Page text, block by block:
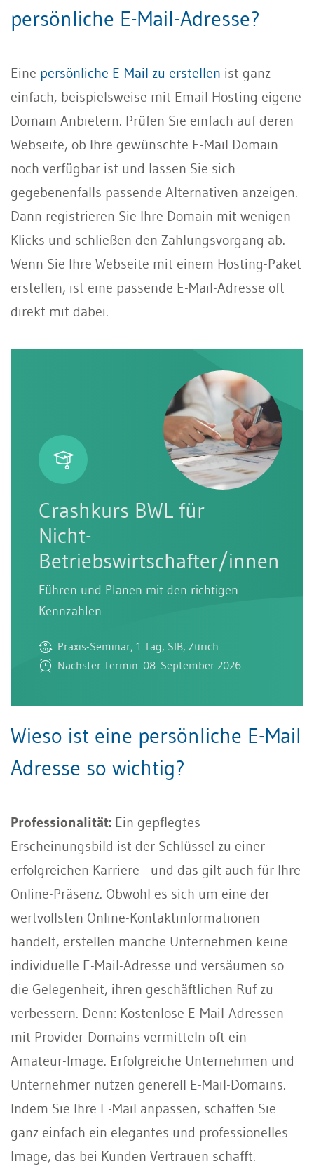
persönliche E-Mail-Adresse?
Eine persönliche E-Mail zu erstellen ist ganz
einfach, beispielsweise mit Email Hosting eigene
Domain Anbietern. Prüfen Sie einfach auf deren
Webseite, ob Ihre gewünschte E-Mail Domain
noch verfügbar ist und lassen Sie sich
gegebenenfalls passende Alternativen anzeigen.
Dann registrieren Sie Ihre Domain mit wenigen
Klicks und schließen den Zahlungsvorgang ab.
Wenn Sie Ihre Webseite mit einem Hosting-Paket
erstellen, ist eine passende E-Mail-Adresse oft
direkt mit dabei.
Crashkurs BWL für
Nicht-
Betriebswirtschafter/innen
Führen und Planen mit den richtigen
Kennzahlen
Praxis-Seminar, 1 Tag, SIB, Zürich
Nächster Termin: 08. September 2026
Wieso ist eine persönliche E-Mail
Adresse so wichtig?
Professionalität: Ein gepflegtes
Erscheinungsbild ist der Schlüssel zu einer
erfolgreichen Karriere - und das gilt auch für Ihre
Online-Präsenz. Obwohl es sich um eine der
wertvollsten Online-Kontaktinformationen
handelt, erstellen manche Unternehmen keine
individuelle E-Mail-Adresse und versäumen so
die Gelegenheit, ihren geschäftlichen Ruf zu
verbessern. Denn: Kostenlose E-Mail-Adressen
mit Provider-Domains vermitteln oft ein
Amateur-Image. Erfolgreiche Unternehmen und
Unternehmer nutzen generell E-Mail-Domains.
Indem Sie Ihre E-Mail anpassen, schaffen Sie
ganz einfach ein elegantes und professionelles
Image, das bei Kunden Vertrauen schafft.